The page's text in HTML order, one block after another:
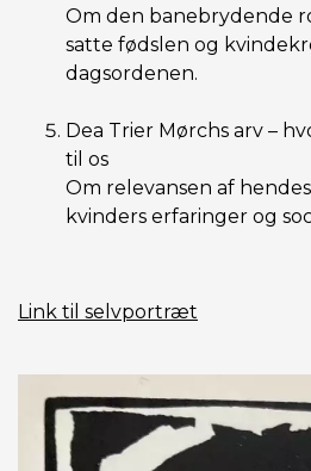
Om den banebrydende
satte fødslen og
dagsordenen.
Dea Trier Mørchs arv –
til os
Om relevansen af
kvinders erfaringer og
Link til selvportræt